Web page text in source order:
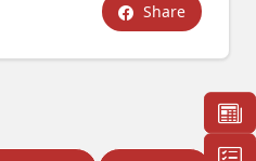
Share